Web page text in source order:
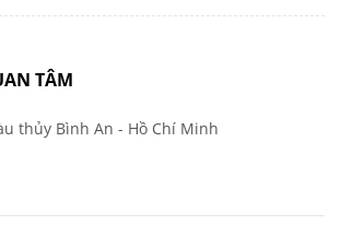
TÂM
thủy Bình An - Hồ Chí Minh